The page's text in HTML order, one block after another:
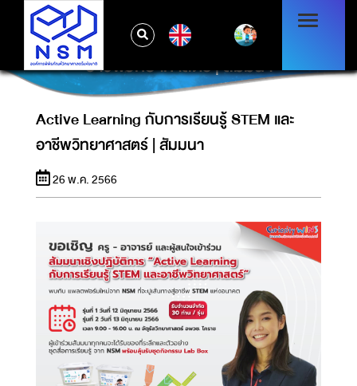
ACTIVE LEARNING กับการเรียนรู้ STEM และ
อาชีพวิทยาศาสตร์ | สัมมนา
Active Learning กับการเรียนรู้ STEM และ
อาชีพวิทยาศาสตร์ | สัมมนา
26 พ.ค. 2566